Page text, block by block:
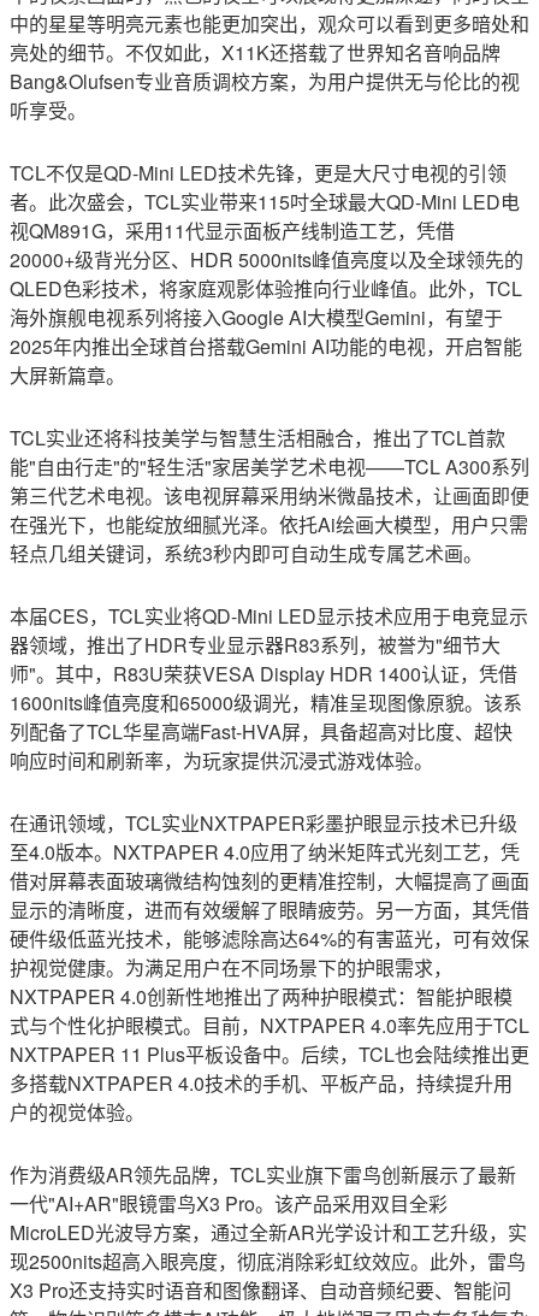
中的星星等明亮元素也能更加突出，观众可以看到更多暗处和
亮处的细节。不仅如此，X11K还搭载了世界知名音响品牌
Bang&Olufsen专业音质调校方案，为用户提供无与伦比的视
听享受。
TCL不仅是QD-Mini LED技术先锋，更是大尺寸电视的引领
者。此次盛会，TCL实业带来115吋全球最大QD-Mini LED电
视QM891G，采用11代显示面板产线制造工艺，凭借
20000+级背光分区、HDR 5000nits峰值亮度以及全球领先的
QLED色彩技术，将家庭观影体验推向行业峰值。此外，TCL
海外旗舰电视系列将接入Google AI大模型Gemini，有望于
2025年内推出全球首台搭载Gemini AI功能的电视，开启智能
大屏新篇章。
TCL实业还将科技美学与智慧生活相融合，推出了TCL首款
能"自由行走"的"轻生活"家居美学艺术电视——TCL A300系列
第三代艺术电视。该电视屏幕采用纳米微晶技术，让画面即便
在强光下，也能绽放细腻光泽。依托Ai绘画大模型，用户只需
轻点几组关键词，系统3秒内即可自动生成专属艺术画。
本届CES，TCL实业将QD-Mini LED显示技术应用于电竞显示
器领域，推出了HDR专业显示器R83系列，被誉为"细节大
师"。其中，R83U荣获VESA Display HDR 1400认证，凭借
1600nits峰值亮度和65000级调光，精准呈现图像原貌。该系
列配备了TCL华星高端Fast-HVA屏，具备超高对比度、超快
响应时间和刷新率，为玩家提供沉浸式游戏体验。
在通讯领域，TCL实业NXTPAPER彩墨护眼显示技术已升级
至4.0版本。NXTPAPER 4.0应用了纳米矩阵式光刻工艺，凭
借对屏幕表面玻璃微结构蚀刻的更精准控制，大幅提高了画面
显示的清晰度，进而有效缓解了眼睛疲劳。另一方面，其凭借
硬件级低蓝光技术，能够滤除高达64%的有害蓝光，可有效保
护视觉健康。为满足用户在不同场景下的护眼需求，
NXTPAPER 4.0创新性地推出了两种护眼模式：智能护眼模
式与个性化护眼模式。目前，NXTPAPER 4.0率先应用于TCL
NXTPAPER 11 Plus平板设备中。后续，TCL也会陆续推出更
多搭载NXTPAPER 4.0技术的手机、平板产品，持续提升用
户的视觉体验。
作为消费级AR领先品牌，TCL实业旗下雷鸟创新展示了最新
一代"AI+AR"眼镜雷鸟X3 Pro。该产品采用双目全彩
MicroLED光波导方案，通过全新AR光学设计和工艺升级，实
现2500nits超高入眼亮度，彻底消除彩虹纹效应。此外，雷鸟
X3 Pro还支持实时语音和图像翻译、自动音频纪要、智能问